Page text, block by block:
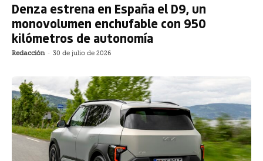
Denza estrena en España el D9, un
monovolumen enchufable con 950
kilómetros de autonomía
Redacción - 30 de julio de 2026